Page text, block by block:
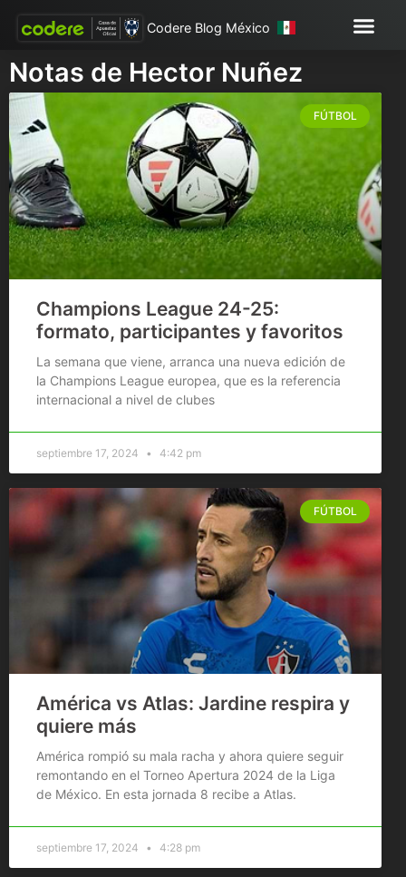
Codere Blog México
Notas de Hector Nuñez
FÚTBOL
Champions League 24-25:
formato, participantes y favoritos
La semana que viene, arranca una nueva edición de
la Champions League europea, que es la referencia
internacional a nivel de clubes
septiembre 17, 2024 4:42 pm
FÚTBOL
América vs Atlas: Jardine respira y
quiere más
América rompió su mala racha y ahora quiere seguir
remontando en el Torneo Apertura 2024 de la Liga
de México. En esta jornada 8 recibe a Atlas.
septiembre 17, 2024 4:28 pm